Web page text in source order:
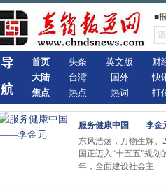
■
导
航
首页
大陆
焦点
头条
台湾
热点
英文版
国外
热词
财
快
打
服务健康中国——李金
东风浩荡，万物生辉。
国正迈入“十五五”规划
年，全面建设社会主